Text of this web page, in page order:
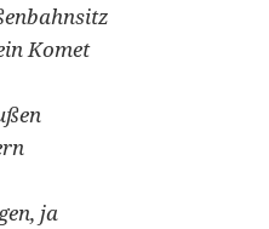
Komet
ja